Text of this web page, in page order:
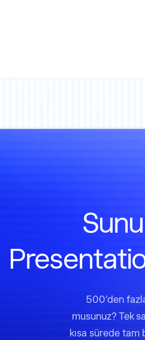
500'den
musunuz? Tek
kısa sürede